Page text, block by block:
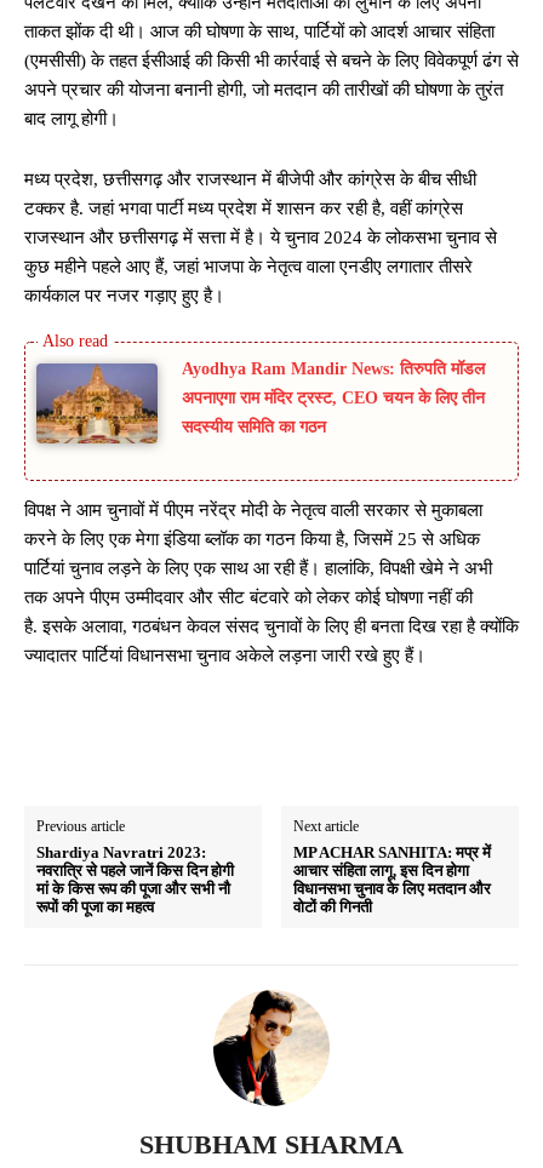
ताकत झोंक दी थी। आज की घोषणा के साथ, पार्टियों को आदर्श आचार संहिता
(एमसीसी) के तहत ईसीआई की किसी भी कार्रवाई से बचने के लिए विवेकपूर्ण ढंग से
अपने प्रचार की योजना बनानी होगी, जो मतदान की तारीखों की घोषणा के तुरंत
बाद लागू होगी।
मध्य प्रदेश, छत्तीसगढ़ और राजस्थान में बीजेपी और कांग्रेस के बीच सीधी
टक्कर है. जहां भगवा पार्टी मध्य प्रदेश में शासन कर रही है, वहीं कांग्रेस
राजस्थान और छत्तीसगढ़ में सत्ता में है। ये चुनाव 2024 के लोकसभा चुनाव से
कुछ महीने पहले आए हैं, जहां भाजपा के नेतृत्व वाला एनडीए लगातार तीसरे
कार्यकाल पर नजर गड़ाए हुए है।
Ayodhya Ram Mandir News: तिरुपति मॉडल
अपनाएगा राम मंदिर ट्रस्ट, CEO चयन के लिए तीन
सदस्यीय समिति का गठन
विपक्ष ने आम चुनावों में पीएम नरेंद्र मोदी के नेतृत्व वाली सरकार से मुकाबला
करने के लिए एक मेगा इंडिया ब्लॉक का गठन किया है, जिसमें 25 से अधिक
पार्टियां चुनाव लड़ने के लिए एक साथ आ रही हैं। हालांकि, विपक्षी खेमे ने अभी
तक अपने पीएम उम्मीदवार और सीट बंटवारे को लेकर कोई घोषणा नहीं की
है. इसके अलावा, गठबंधन केवल संसद चुनावों के लिए ही बनता दिख रहा है क्योंकि
ज्यादातर पार्टियां विधानसभा चुनाव अकेले लड़ना जारी रखे हुए हैं।
Previous article
Shardiya Navratri 2023:
नवरात्रि से पहले जानें किस दिन होगी
मां के किस रूप की पूजा और सभी नौ
रूपों की पूजा का महत्व
Next article
MP ACHAR SANHITA: मप्र में
आचार संहिता लागू, इस दिन होगा
विधानसभा चुनाव के लिए मतदान और
वोटों की गिनती
SHUBHAM SHARMA